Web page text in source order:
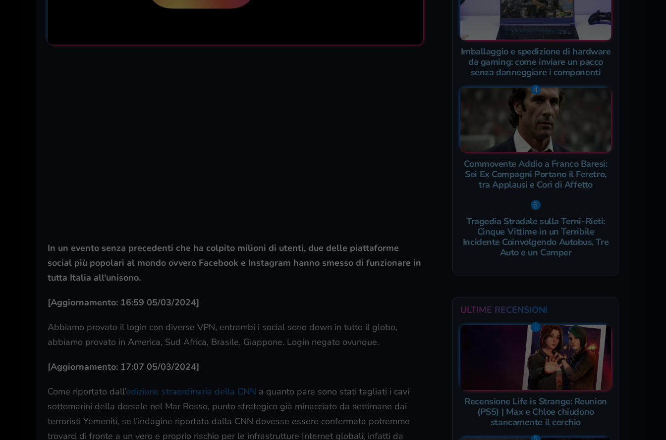
In un evento senza precedenti che ha colpito milioni di utenti, due delle piattaforme
social più popolari al mondo ovvero Facebook e Instagram hanno smesso di funzionare in
tutta Italia all’unisono.
[Aggiornamento: 16:59 05/03/2024]
Abbiamo provato il login con diverse VPN, entrambi i social sono down in tutto il globo,
abbiamo provato in America, Sud Africa, Brasile, Giappone. Login negato ovunque.
[Aggiornamento: 17:07 05/03/2024]
Come riportato dall’edizione straordinaria della CNN a quanto pare sono stati tagliati i cavi
sottomarini della dorsale nel Mar Rosso, punto strategico già minacciato da settimane dai
terroristi Yemeniti, se l’indagine riportata dalla CNN dovesse essere confermata potremmo
trovarci di fronte a un vero e proprio rischio per le infrastrutture Internet globali, infatti da
Imballaggio e spedizione di hardware
da gaming: come inviare un pacco
senza danneggiare i componenti
Commovente Addio a Franco Baresi:
Sei Ex Compagni Portano il Feretro,
tra Applausi e Cori di Affetto
Tragedia Stradale sulla Terni-Rieti:
Cinque Vittime in un Terribile
Incidente Coinvolgendo Autobus, Tre
Auto e un Camper
ULTIME RECENSIONI
Recensione Life is Strange: Reunion
(PS5) | Max e Chloe chiudono
stancamente il cerchio